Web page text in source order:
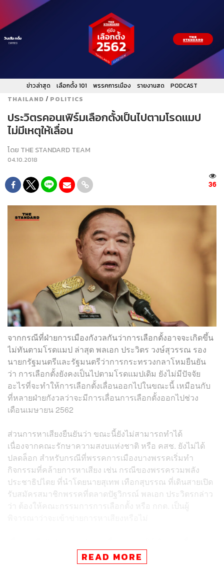
วันเลือกตั้ง
EXPIRED
ข่าวล่าสุด เลือกตั้ง 101 พรรคการเมือง รายงานสด
PODCAST
THAILAND / POLITICS
ประวิตรคอนเฟิร์มเลือกตั้งเป็นไปตามโรดแมป
ไม่มีเหตุให้เลื่อน
โดย THE STANDARD TEAM
04.10.2018
36
จากกรณีที่ฝ่ายการเมืองกังวลกันว่าการเลือกตั้งอาจจะเกิดขึ้น
ไม่ทันตามโรดแมป ล่าสุด พลเอก ประวิตร วงษ์สุวรรณ รอง
นายกรัฐมนตรีและรัฐมนตรีว่าการกระทรวงกลาโหมยืนยัน
ว่า การเลือกตั้งยังคงเป็นไปตามโรดแมปเดิม ยังไม่มีปัจจัย
อะไรที่จะทำให้การเลือกตั้งเลื่อนออกไปในขณะนี้ เหมือนกับ
ที่หลายฝ่ายกังวลว่าจะมีการเลื่อนการเลือกตั้งออกไปช่วง
เดือนเมษายน 2562
ส่วนการหาเสียงยืนยันว่า ขณะนี้ยังไม่สามารถทำได้
เนื่องจากคณะรักษาความสงบแห่งชาติ หรือ คสช. ยังไม่ได้
ปลดล็อก สำหรับกรณีที่พรรคการเมืองบางพรรคเริ่มทำ
กิจกรรมที่คล้ายการหาเสียง เช่น กรณีของพรรครวมพลัง
ประชาธิปไตย ที่นำโดยนายสุเทพ เทือกสุบรรณ ที่เดินสายเปิด
รับสมัครสมาชิกพรรคที่ตลาดปัฐวิกรณ์ พลเอก ประวิตรกล่าว
ว่า ต้องให้คณะกรรมการการเลือกตั้ง หรือ กกต. เป็นผู้
เลือกตั้ง พลเอก ประวิตรกล่าวว่า มีแต่เรื่องการเมืองทั้งนั้น
นอกนั้นไม่มีเรื่องอะไร เพราะประชาชนส่วนใหญ่อยากเลือก
READ MORE